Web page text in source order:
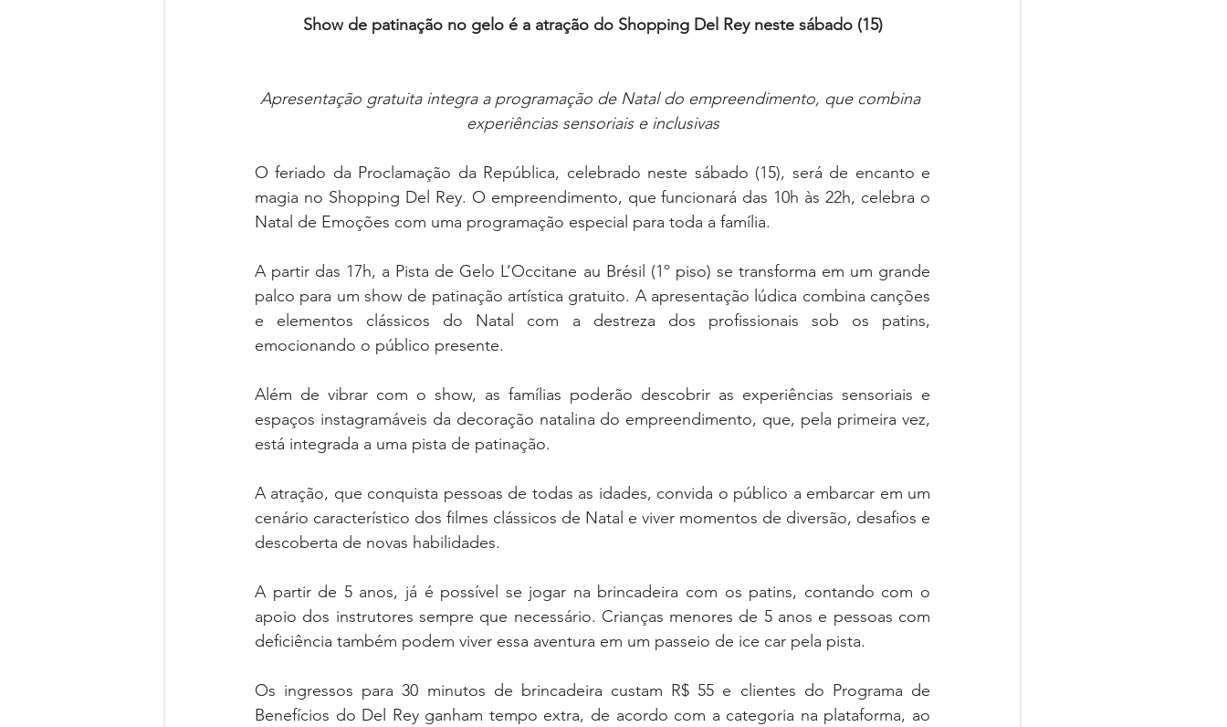
Show de patinação no gelo é a atração do Shopping Del Rey neste sábado (15)
Apresentação gratuita integra a programação de Natal do empreendimento, que combina
experiências sensoriais e inclusivas
O feriado da Proclamação da República, celebrado neste sábado (15), será de encanto e
magia no Shopping Del Rey. O empreendimento, que funcionará das 10h às 22h, celebra o
Natal de Emoções com uma programação especial para toda a família.
A partir das 17h, a Pista de Gelo L’Occitane au Brésil (1º piso) se transforma em um grande
palco para um show de patinação artística gratuito. A apresentação lúdica combina canções
e elementos clássicos do Natal com a destreza dos profissionais sob os patins,
emocionando o público presente.
Além de vibrar com o show, as famílias poderão descobrir as experiências sensoriais e
espaços instagramáveis da decoração natalina do empreendimento, que, pela primeira vez,
está integrada a uma pista de patinação.
A atração, que conquista pessoas de todas as idades, convida o público a embarcar em um
cenário característico dos filmes clássicos de Natal e viver momentos de diversão, desafios e
descoberta de novas habilidades.
A partir de 5 anos, já é possível se jogar na brincadeira com os patins, contando com o
apoio dos instrutores sempre que necessário. Crianças menores de 5 anos e pessoas com
deficiência também podem viver essa aventura em um passeio de ice car pela pista.
Os ingressos para 30 minutos de brincadeira custam R$ 55 e clientes do Programa de
Benefícios do Del Rey ganham tempo extra, de acordo com a categoria na plataforma, ao